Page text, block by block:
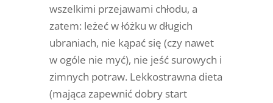
wszelkimi przejawami chłodu, a
zatem: leżeć w łóżku w długich
ubraniach, nie kąpać się (czy nawet
w ogóle nie myć), nie jeść surowych i
zimnych potraw. Lekkostrawna dieta
(mająca zapewnić dobry start